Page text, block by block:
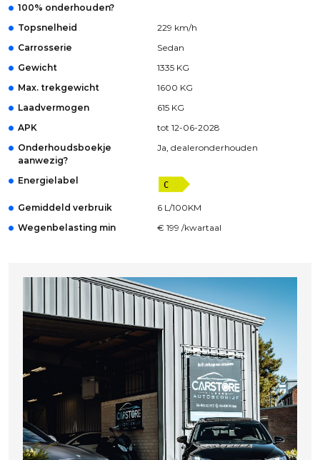
100% onderhouden?
Topsnelheid
229 km/h
Carrosserie
Sedan
Gewicht
1335 KG
Max. trekgewicht
1600 KG
Laadvermogen
615 KG
APK
tot 12-06-2028
Onderhoudsboekje
aanwezig?
Ja, dealeronderhouden
Energielabel
Gemiddeld verbruik
6 L/100KM
Wegenbelasting min
€ 199 /kwartaal